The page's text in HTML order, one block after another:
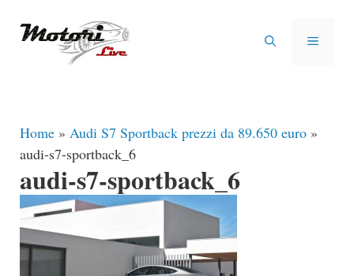
MENU
Home » Audi S7 Sportback prezzi da 89.650 euro »
audi-s7-sportback_6
audi-s7-sportback_6